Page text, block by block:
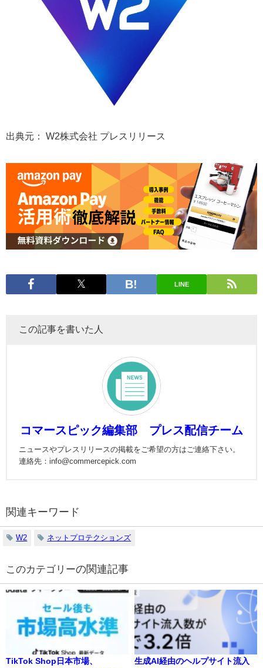
出典元： W2株式会社 プレスリリース
LINE
この記事を書いた人
コマースピック編集部 プレス配信チーム
ニュースやプレスリリースの掲載をご希望の方はご連絡下さい。
連絡先：info@commercepick.com
関連キーワード
W2 ネットプロテクションズ
の関連記事
TikTok Shop日本市場、
生成AI経由のヘルプサイト流入